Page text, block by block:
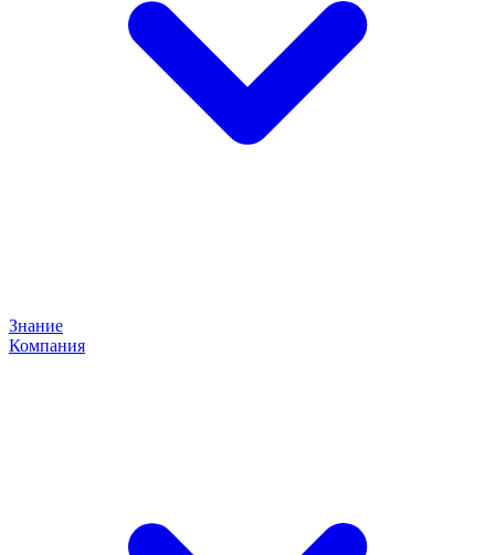
Знание
Компания